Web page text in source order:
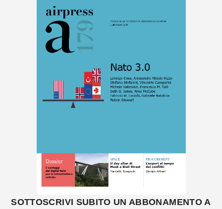
SOTTOSCRIVI SUBITO UN ABBONAMENTO A